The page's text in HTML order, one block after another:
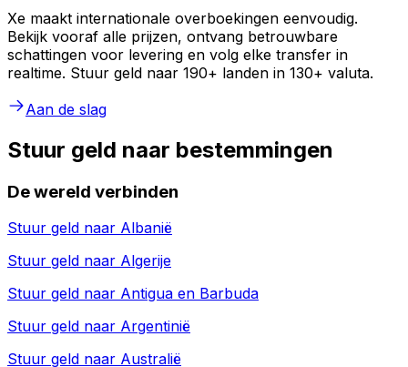
Xe maakt internationale overboekingen eenvoudig.
Bekijk vooraf alle prijzen, ontvang betrouwbare
schattingen voor levering en volg elke transfer in
realtime. Stuur geld naar 190+ landen in 130+ valuta.
Aan de slag
Stuur geld naar bestemmingen
De wereld verbinden
Stuur geld naar Albanië
Stuur geld naar Algerije
Stuur geld naar Antigua en Barbuda
Stuur geld naar Argentinië
Stuur geld naar Australië